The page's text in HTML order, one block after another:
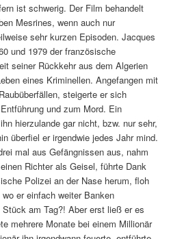
ist schwerig. Der Film behandelt
Mesrines, wenn auch nur
sehr kurzen Episoden. Jacques
und 1979 der französische
seiner Rückkehr aus dem Algerien
eines Kriminellen. Angefangen mit
steigerte er sich
und zum Mord. Ein
hierzulande gar nicht, bzw. nur sehr,
überfiel er irgendwie jedes Jahr mind.
mal aus Gefängnissen aus, nahm
Richter als Geisel, führte Dank
Polizei an der Nase herum, floh
er einfach weiter Banken
am Tag?! Aber erst ließ er es
mehrere Monate bei einem Millionär